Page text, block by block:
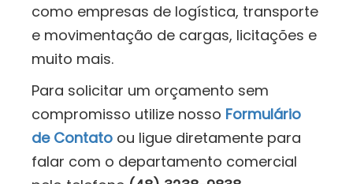
como empresas de logística, transporte
e movimentação de cargas, licitações e
muito mais.
Para solicitar um orçamento sem
compromisso utilize nosso Formulário
de Contato ou ligue diretamente para
falar com o departamento comercial